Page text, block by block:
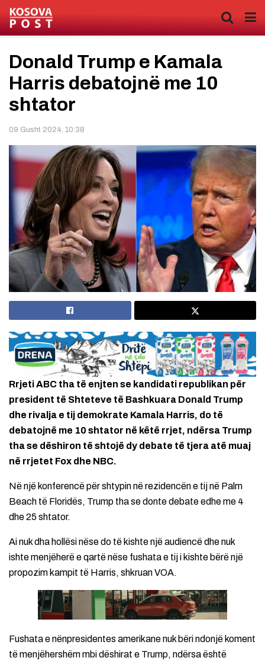
Donald Trump e Kamala
Harris debatojnë me 10
shtator
09 Gusht 2024, 10:38
Rrjeti ABC tha të enjten se kandidati republikan për
president të Shteteve të Bashkuara Donald Trump
dhe rivalja e tij demokrate Kamala Harris, do të
debatojnë me 10 shtator në këtë rrjet, ndërsa Trump
tha se dëshiron të shtojë dy debate të tjera atë muaj
në rrjetet Fox dhe NBC.
Në një konferencë për shtypin në rezidencën e tij në Palm
Beach të Floridës, Trump tha se donte debate edhe me 4
dhe 25 shtator.
Ai nuk dha hollësi nëse do të kishte një audiencë dhe nuk
ishte menjëherë e qartë nëse fushata e tij i kishte bërë një
propozim kampit të Harris, shkruan VOA.
Fushata e nënpresidentes amerikane nuk bëri ndonjë koment
të menjëhershëm mbi dëshirat e Trump, ndërsa është